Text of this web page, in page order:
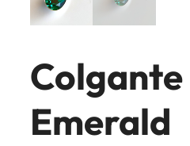
Emerald